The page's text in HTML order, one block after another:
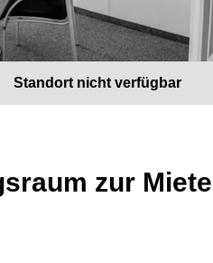
Standort nicht verfügbar
zur